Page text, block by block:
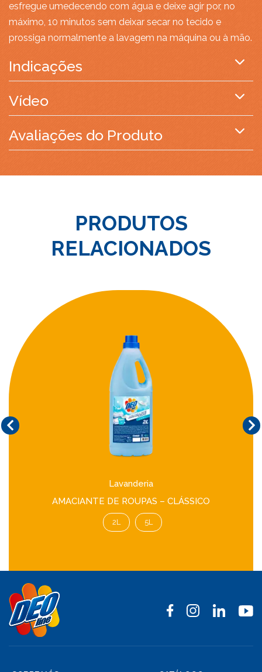
esfregue umedecendo com água e deixe agir por, no
máximo, 10 minutos sem deixar secar no tecido e
prossiga normalmente a lavagem na máquina ou à mão.
Indicações
Vídeo
Avaliações do Produto
PRODUTOS
RELACIONADOS
Lavanderia
AMACIANTE DE ROUPAS – CLÁSSICO
2L 5L